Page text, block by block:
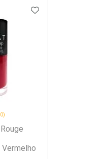
ADICIONAR AOS